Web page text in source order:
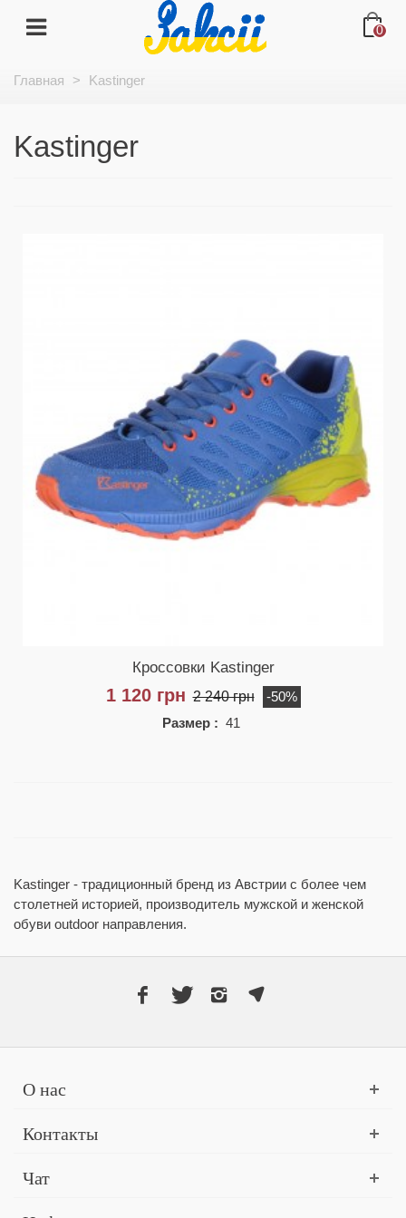
0
Главная > Kastinger
Kastinger
Кроссовки Kastinger
1 120 грн 2 240 грн
-50%
Размер : 41
Kastinger - традиционный бренд из Австрии с более чем
столетней историей, производитель мужской и женской
обуви outdoor направления.
О нас
Контакты
Чат